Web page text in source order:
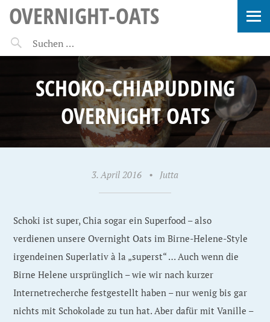
OVERNIGHT-OATS
SCHOKO-CHIAPUDDING
OVERNIGHT OATS
3. April 2016 • Jutta
Schoki ist super, Chia sogar ein Superfood – also
verdienen unsere Overnight Oats im Birne-Helene-Style
irgendeinen Superlativ à la „superst“ … Auch wenn die
Birne Helene ursprünglich – wie wir nach kurzer
Internetrecherche festgestellt haben – nur wenig bis gar
nichts mit Schokolade zu tun hat. Aber dafür mit Vanille –